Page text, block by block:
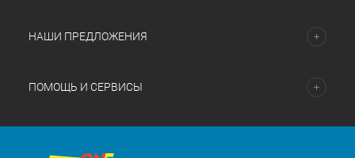
НАШИ ПРЕДЛОЖЕНИЯ
ПОМОЩЬ И СЕРВИСЫ